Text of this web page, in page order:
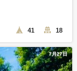
41 18
7月27日